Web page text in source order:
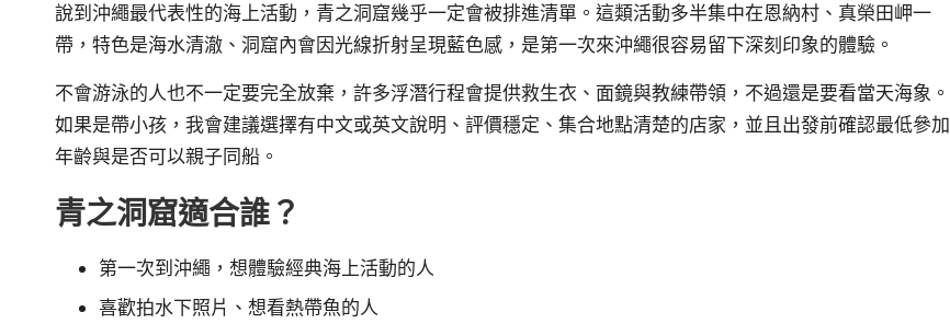
說到沖繩最代表性的海上活動，青之洞窟幾乎一定會被排進清單。這類活動多半集中在恩納村、真榮田岬一
帶，特色是海水清澈、洞窟內會因光線折射呈現藍色感，是第一次來沖繩很容易留下深刻印象的體驗。
不會游泳的人也不一定要完全放棄，許多浮潛行程會提供救生衣、面鏡與教練帶領，不過還是要看當天海象。
如果是帶小孩，我會建議選擇有中文或英文說明、評價穩定、集合地點清楚的店家，並且出發前確認最低參加
年齡與是否可以親子同船。
青之洞窟適合誰？
第一次到沖繩，想體驗經典海上活動的人
喜歡拍水下照片、想看熱帶魚的人